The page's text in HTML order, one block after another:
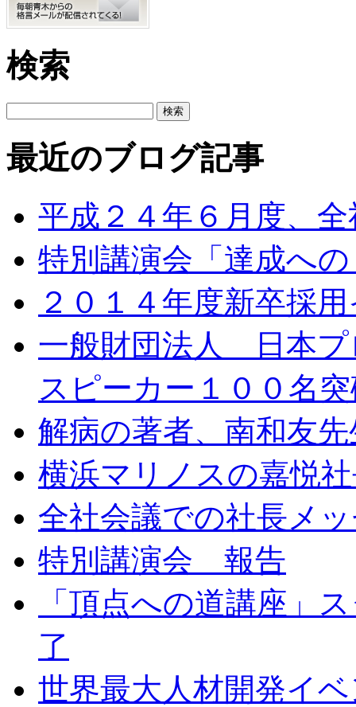
検索
最近のブログ記事
平成２４年６月度、
特別講演会「達成へ
２０１４年度新卒採
一般財団法人 日本
スピーカー１００名
解病の著者、南和友
横浜マリノスの嘉悦
全社会議での社長メ
特別講演会 報告
「頂点への道講座」
了
世界最大人材開発イ